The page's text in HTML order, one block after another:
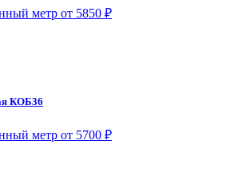
метр от 5850 ₽
КОБ36
метр от 5700 ₽